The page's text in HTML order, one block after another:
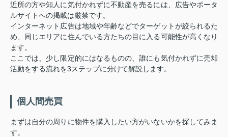
近所の方や知人に気付かれずに不動産を売るには、広告やポータ
ルサイトへの掲載は厳禁です。
インターネット広告は地域や年齢などでターゲットが絞られるた
め、同じエリアに住んでいる方たちの目に入る可能性が高くなり
ます。
ここでは、少し限定的にはなるものの、誰にも気付かれずに売却
活動をする流れを3ステップに分けて解説します。
個人間売買
まずは自分の周りに物件を購入したい方がいないかを探してみま
す。